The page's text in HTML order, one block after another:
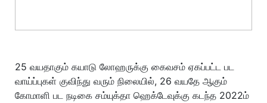
25 வயதாகும் கயாடு லோஹருக்கு கைவசம் ஏகப்பட்ட பட
வாய்ப்புகள் குவிந்து வரும் நிலையில், 26 வயதே ஆகும்
கோமாளி பட நடிகை சம்யுக்தா ஹெக்டேவுக்கு கடந்த 2022ம்